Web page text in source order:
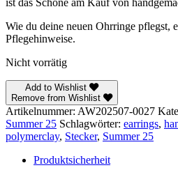
ist das Schöne am Kauf von
Wie du deine neuen Ohrringe pflegst,
Pflegehinweise.
Nicht vorrätig
Add to Wishlist
Remove from Wishlist
Artikelnummer: AW202507-0027
Summer 25 Schlagwörter: earrings,
polymerclay, Stecker, Summer 25
Produktsicherheit